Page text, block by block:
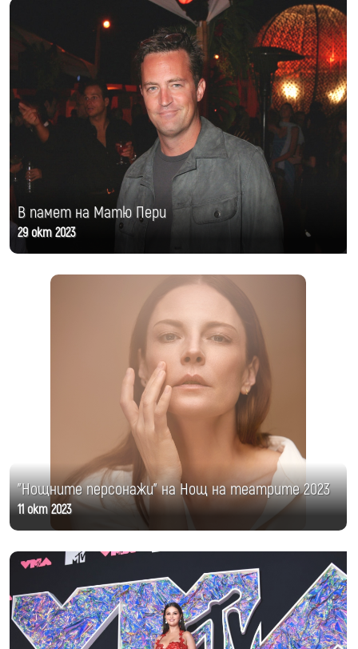
В памет на Матю Пери
29 окт 2023
"Нощните персонажи" на Нощ на театрите 2023
11 окт 2023